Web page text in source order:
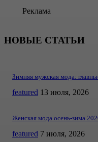
Реклама
НОВЫЕ СТАТЬИ
Зимняя мужская мода:
featured 13 июля, 2026
Женская мода осень-зима
featured 7 июля, 2026